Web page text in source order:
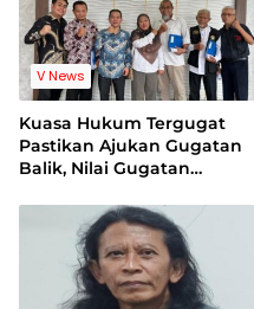
V News
Kuasa Hukum Tergugat
Pastikan Ajukan Gugatan
Balik, Nilai Gugatan
Legal Standing